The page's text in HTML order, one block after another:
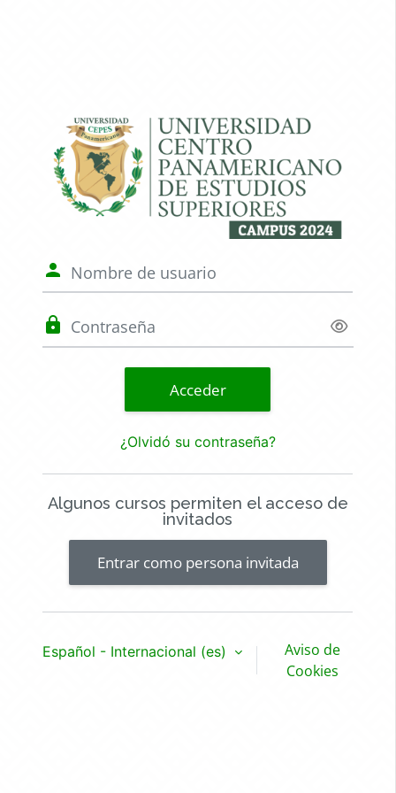
Entrar a
Nombre de usuario
Acceder
¿Olvidó su contraseña?
Algunos cursos permiten el acceso de
invitados
Entrar como persona invitada
Español - Internacional ‎(es)‎
Aviso de
Cookies